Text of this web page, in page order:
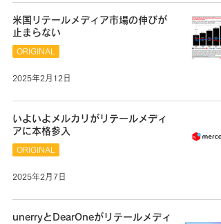
米国リテールメディア市場の伸びが
止まらない
ORIGINAL
2025年2月12日
いよいよメルカリがリテールメディ
アに本格参入
ORIGINAL
2025年2月7日
unerryとDearOneがリテールメディ